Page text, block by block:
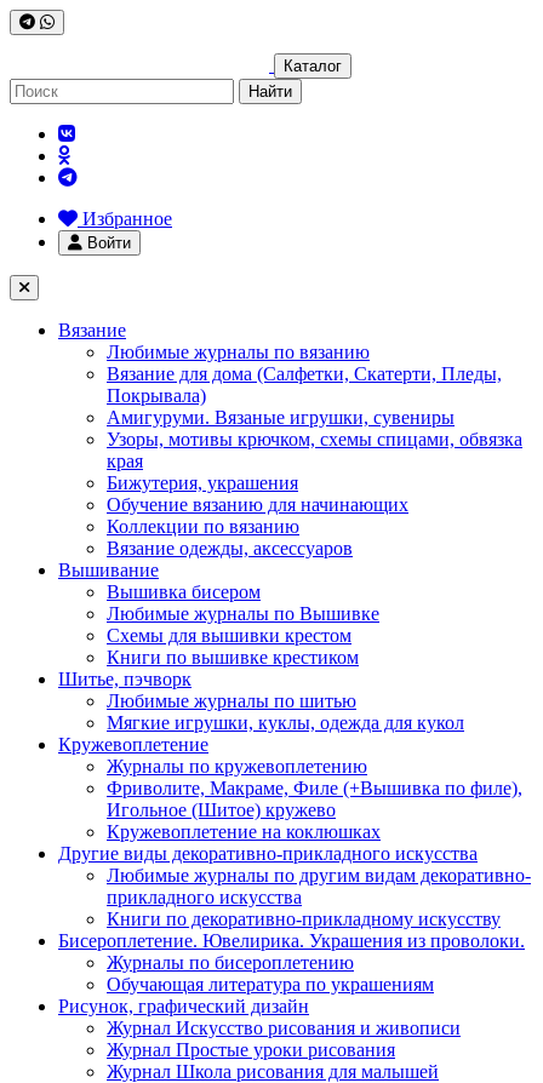
Каталог
Найти
Избранное
Войти
Вязание
Любимые журналы по вязанию
Вязание для дома (Салфетки, Скатерти, Пледы,
Покрывала)
Амигуруми. Вязаные игрушки, сувениры
Узоры, мотивы крючком, схемы спицами, обвязка
края
Бижутерия, украшения
Обучение вязанию для начинающих
Коллекции по вязанию
Вязание одежды, аксессуаров
Вышивание
Вышивка бисером
Любимые журналы по Вышивке
Схемы для вышивки крестом
Книги по вышивке крестиком
Шитье, пэчворк
Любимые журналы по шитью
Мягкие игрушки, куклы, одежда для кукол
Кружевоплетение
Журналы по кружевоплетению
Фриволите, Макраме, Филе (+Вышивка по филе),
Игольное (Шитое) кружево
Кружевоплетение на коклюшках
Другие виды декоративно-прикладного искусства
Любимые журналы по другим видам декоративно-
прикладного искусства
Книги по декоративно-прикладному искусству
Бисероплетение. Ювелирика. Украшения из проволоки.
Журналы по бисероплетению
Обучающая литература по украшениям
Рисунок, графический дизайн
Журнал Искусство рисования и живописи
Журнал Простые уроки рисования
Журнал Школа рисования для малышей